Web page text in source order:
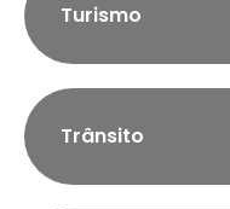
Turismo
Trânsito